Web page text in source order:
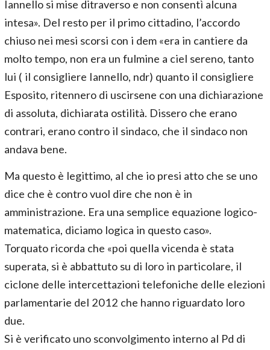
Iannello si mise ditraverso e non consentì alcuna
intesa». Del resto per il primo cittadino, l’accordo
chiuso nei mesi scorsi con i dem «era in cantiere da
molto tempo, non era un fulmine a ciel sereno, tanto
lui ( il consigliere Iannello, ndr) quanto il consigliere
Esposito, ritennero di uscirsene con una dichiarazione
di assoluta, dichiarata ostilità. Dissero che erano
contrari, erano contro il sindaco, che il sindaco non
andava bene.
Ma questo è legittimo, al che io presi atto che se uno
dice che è contro vuol dire che non è in
amministrazione. Era una semplice equazione logico-
matematica, diciamo logica in questo caso».
Torquato ricorda che «poi quella vicenda è stata
superata, si è abbattuto su di loro in particolare, il
ciclone delle intercettazioni telefoniche delle elezioni
parlamentarie del 2012 che hanno riguardato loro
due.
Si è verificato uno sconvolgimento interno al Pd di